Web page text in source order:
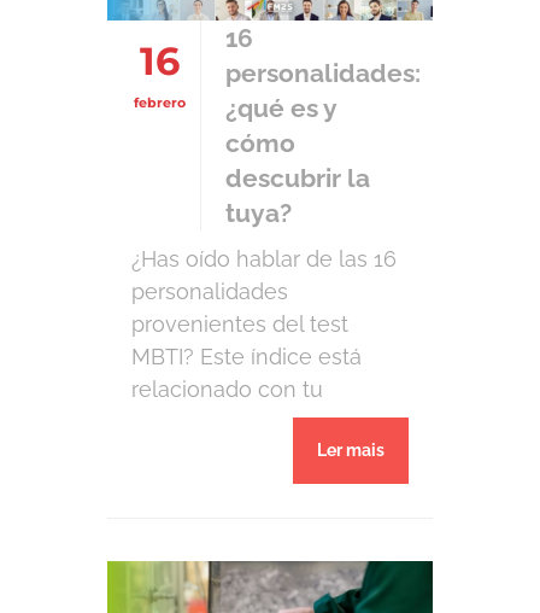
también su potencial.
Hasta ahora, como […]
16
febrero
16
personalidades:
¿qué es y
cómo
descubrir la
tuya?
¿Has oído hablar de las 16
personalidades
provenientes del test
MBTI? Este índice está
relacionado con tu
personalidad, y entenderlo
mejor puede darte una
visión mucho más clara de
personal y profesional.
Ler mais